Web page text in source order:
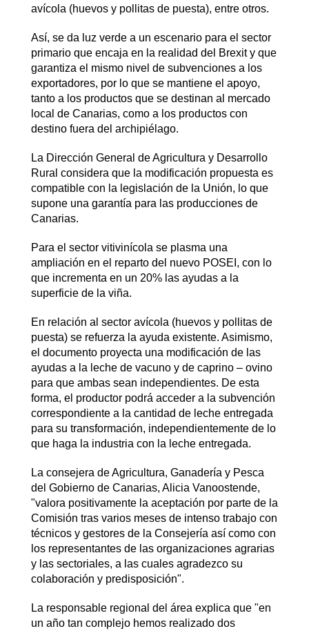
avícola (huevos y pollitas de puesta), entre otros.
Así, se da luz verde a un escenario para el sector
primario que encaja en la realidad del Brexit y que
garantiza el mismo nivel de subvenciones a los
exportadores, por lo que se mantiene el apoyo,
tanto a los productos que se destinan al mercado
local de Canarias, como a los productos con
destino fuera del archipiélago.
La Dirección General de Agricultura y Desarrollo
Rural considera que la modificación propuesta es
compatible con la legislación de la Unión, lo que
supone una garantía para las producciones de
Canarias.
Para el sector vitivinícola se plasma una
ampliación en el reparto del nuevo POSEI, con lo
que incrementa en un 20% las ayudas a la
superficie de la viña.
En relación al sector avícola (huevos y pollitas de
puesta) se refuerza la ayuda existente. Asimismo,
el documento proyecta una modificación de las
ayudas a la leche de vacuno y de caprino – ovino
para que ambas sean independientes. De esta
forma, el productor podrá acceder a la subvención
correspondiente a la cantidad de leche entregada
para su transformación, independientemente de lo
que haga la industria con la leche entregada.
La consejera de Agricultura, Ganadería y Pesca
del Gobierno de Canarias, Alicia Vanoostende,
"valora positivamente la aceptación por parte de la
Comisión tras varios meses de intenso trabajo con
técnicos y gestores de la Consejería así como con
los representantes de las organizaciones agrarias
y las sectoriales, a las cuales agradezco su
colaboración y predisposición".
La responsable regional del área explica que "en
un año tan complejo hemos realizado dos